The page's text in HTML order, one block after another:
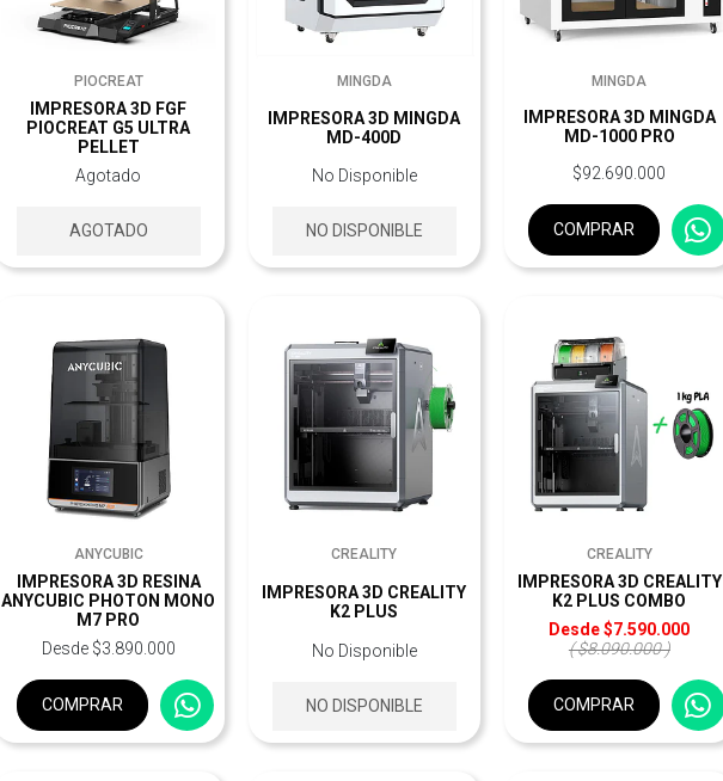
PIOCREAT
IMPRESORA 3D FGF
PIOCREAT G5 ULTRA
PELLET
Agotado
AGOTADO
MINGDA
IMPRESORA 3D MINGDA
MD-400D
No Disponible
NO DISPONIBLE
MINGDA
IMPRESORA 3D MINGDA
MD-1000 PRO
$92.690.000
COMPRAR
ANYCUBIC
IMPRESORA 3D RESINA
ANYCUBIC PHOTON MONO
M7 PRO
Desde $3.890.000
COMPRAR
CREALITY
IMPRESORA 3D CREALITY
K2 PLUS
No Disponible
NO DISPONIBLE
CREALITY
IMPRESORA 3D CREALITY
K2 PLUS COMBO
Desde $7.590.000
( $8.090.000 )
COMPRAR